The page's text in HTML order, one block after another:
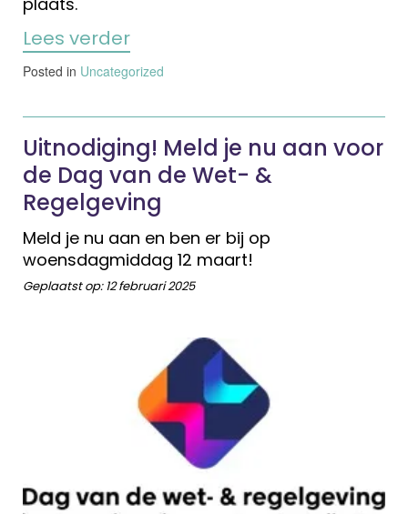
Lees verder
Posted in Uncategorized
Uitnodiging! Meld je nu aan voor
de Dag van de Wet- &
Regelgeving
Meld je nu aan en ben er bij op
woensdagmiddag 12 maart!
Geplaatst op:12 februari 2025